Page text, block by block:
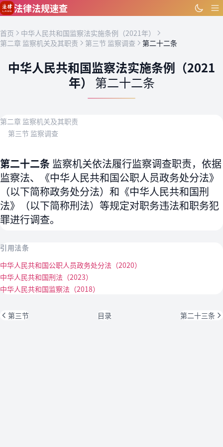
跳到主要内容
法律法规速查
首页
中华人民共和国监察法实施条例（2021年）
第二章 监察机关及其职责
第三节 监察调查 第二十二条
中华人民共和国监察法实施条例（2021
年） 第二十二条
第二章 监察机关及其职责
第三节 监察调查
第二十二条 监察机关依法履行监察调查职责，依据
监察法、《中华人民共和国公职人员政务处分法》
（以下简称政务处分法）和《中华人民共和国刑
法》（以下简称刑法）等规定对职务违法和职务犯
罪进行调查。
引用法条
中华人民共和国公职人员政务处分法（2020）
中华人民共和国刑法（2023）
中华人民共和国监察法（2018）
第三节 目录 第二十三条